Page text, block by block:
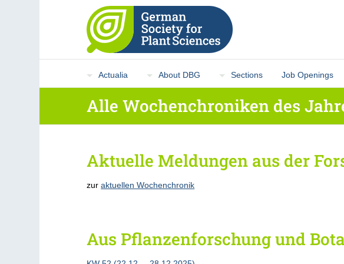
Actualia About DBG Sections Job Openings
Alle Wochenchroniken des
Aktuelle Meldungen aus der
zuraktuellen Wochenchronik
Aus Pflanzenforschung und